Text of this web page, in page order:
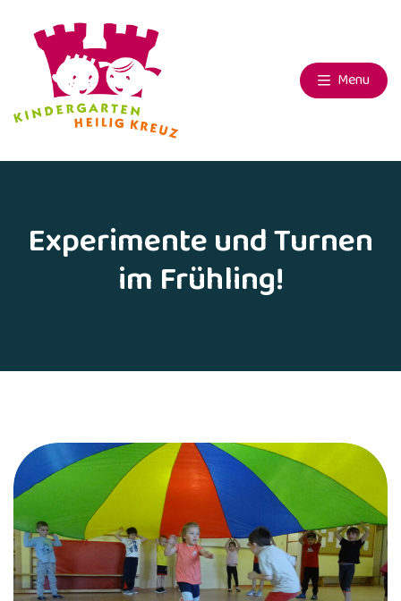
Menu
Experimente und Turnen
im Frühling!